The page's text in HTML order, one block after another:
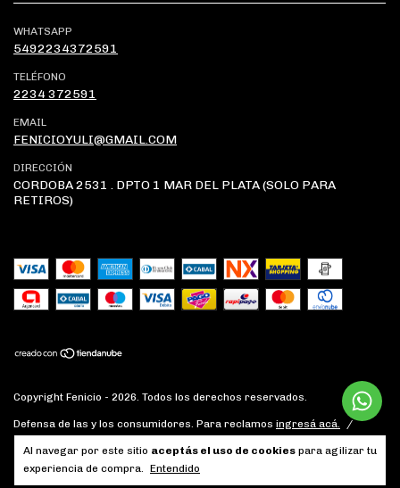
Al navegar por este sitio aceptás el uso de cookies para agilizar tu
experiencia de compra. Entendido
WHATSAPP
5492234372591
TELÉFONO
2234 372591
EMAIL
FENICIOYULI@GMAIL.COM
DIRECCIÓN
CORDOBA 2531 . DPTO 1 MAR DEL PLATA (SOLO PARA
RETIROS)
Copyright Fenicio - 2026. Todos los derechos reservados.
Defensa de las y los consumidores. Para reclamos ingresá acá.
/